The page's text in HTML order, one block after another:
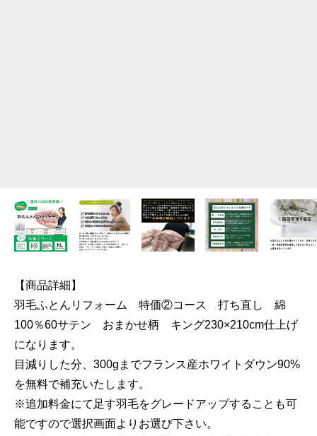
【商品詳細】
羽毛ふとんリフォーム 特価②コース 打ち直し 綿
100％60サテン おまかせ柄 キング230×210cm仕上げ
になります。
目減りした分、300gまでフランス産ホワイトダウン90%
を無料で補充いたします。
※追加料金にて足す羽毛をグレードアップすることも可
能ですので選択画面よりお選び下さい。